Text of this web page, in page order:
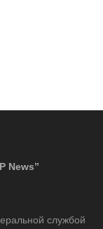
News”
службой